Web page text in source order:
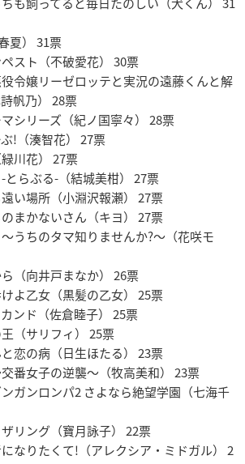
夏） 31票
スト（不破愛花） 30票
令嬢リーゼロッテと実況の遠藤くんと解
帆乃） 28票
シリーズ（紀ノ国寧々） 28票
!（湊智花） 27票
川花） 27票
とらぶる-（結城美柑） 27票
い場所（小淵沢報瀬） 27票
まかないさん（キヨ） 27票
うちのタマ知りませんか?〜（花咲モ
（向井戸まなか） 26票
よ乙女（黒髪の乙女） 25票
ンド（佐倉睦子） 25票
（サリフィ） 25票
恋の病（日生ほたる） 23票
番女子の逆襲〜（牧高美和） 23票
ガンロンパ2 さよなら絶望学園（七海千
リング（寶月詠子） 22票
なりたくて!（アレクシア・ミドガル） 2